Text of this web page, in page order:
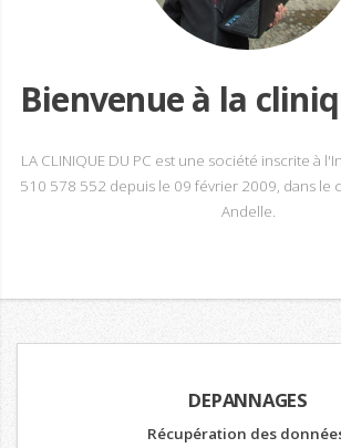
Bienvenue à la
LA CLINIQUE DU PC est une société inscrite à
510 578 552 depuis le 09 février 2009, dans le
Andelle.
DEPANNAGES
Récupération des